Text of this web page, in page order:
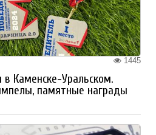
1445
в Каменске-Уральском.
памятные награды